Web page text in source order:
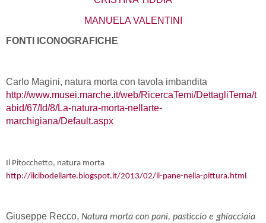
MANUELA VALENTINI
FONTI ICONOGRAFICHE
Carlo Magini, natura morta con tavola imbandita
http://www.musei.marche.it/web/RicercaTemi/DettagliTema/t
abid/67/Id/8/La-natura-morta-nellarte-
marchigiana/Default.aspx
Il Pitocchetto, natura morta
http://ilcibodellarte.blogspot.it/2013/02/il-pane-nella-pittura.html
Giuseppe Recco, Natura morta con pani, pasticcio e ghiacciaia